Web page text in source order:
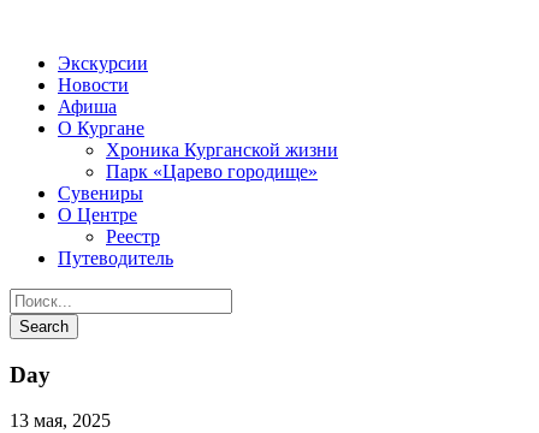
Экскурсии
Новости
Афиша
О Кургане
Хроника Курганской жизни
Парк «Царево городище»
Сувениры
О Центре
Реестр
Путеводитель
Day
13 мая, 2025